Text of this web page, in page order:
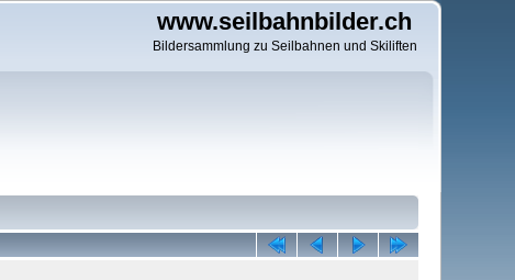
www.seilbahnbilder.ch
Bildersammlung zu Seilbahnen und Skiliften